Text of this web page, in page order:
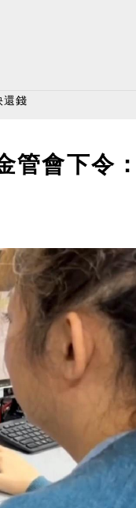
還錢
管會下令：